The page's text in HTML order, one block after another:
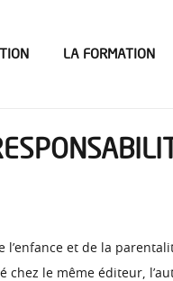
LA FORMATION
et de la
chez le même éditeur,